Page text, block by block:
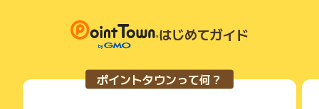
て一度でも同サービス・お買い物を利用されたことがある場合
ご利用前には、Cookieの削除をおこなっていただくことを推奨
サービス・お買い物利用時にお電話など2つ以上の申し込み方
法がある場合、必ずサイト上のWEBフォームからお申し込みく
条件を達成しているかどうかは各広告主ではなく、代理店が行
っているため、広告主はポイントに関する詳細を把握しており
そのため、ポイントタウンのポイントに関するお問い合わせを
広告主様に直接行わないようお願いいたします。
はじめてガイド
ポイントタウンって何？